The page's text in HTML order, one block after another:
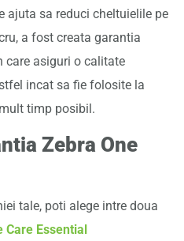
ajuta sa reduci cheltuielile pe
a fost creata garantia
care asiguri o calitate
incat sa fie folosite la
timp posibil.
Zebra One
tale, poti alege intre doua
Care Essential